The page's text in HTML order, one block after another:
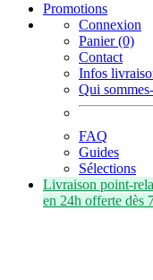
Promotions
Connexion
Panier (0)
Contact
Infos
Qui
FAQ
Guides
Sélections
Livraison point-
en 24h offerte dès